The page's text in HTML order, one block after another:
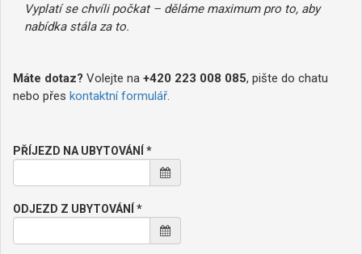
Vyplatí se chvíli počkat – děláme maximum pro to, aby
nabídka stála za to.
Máte dotaz? Volejte na +420 223 008 085, pište do chatu
nebo přes kontaktní formulář.
PŘÍJEZD NA UBYTOVÁNÍ *
ODJEZD Z UBYTOVÁNÍ *